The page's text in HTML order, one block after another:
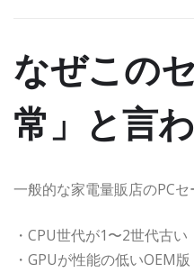
なぜこの
常」と言
一般的な家電量販店のPCセ
・CPU世代が1〜2世代古い
・GPUが性能の低いOEM版